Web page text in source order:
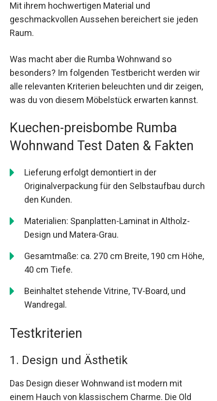
Mit ihrem hochwertigen Material und
geschmackvollen Aussehen bereichert sie jeden
Raum.
Was macht aber die Rumba Wohnwand so
besonders? Im folgenden Testbericht werden wir
alle relevanten Kriterien beleuchten und dir zeigen,
was du von diesem Möbelstück erwarten kannst.
Kuechen-preisbombe Rumba
Wohnwand Test Daten & Fakten
Lieferung erfolgt demontiert in der
Originalverpackung für den Selbstaufbau durch
den Kunden.
Materialien: Spanplatten-Laminat in Altholz-
Design und Matera-Grau.
Gesamtmaße: ca. 270 cm Breite, 190 cm Höhe,
40 cm Tiefe.
Beinhaltet stehende Vitrine, TV-Board, und
Wandregal.
Testkriterien
1. Design und Ästhetik
Das Design dieser Wohnwand ist modern mit
einem Hauch von klassischem Charme. Die Old